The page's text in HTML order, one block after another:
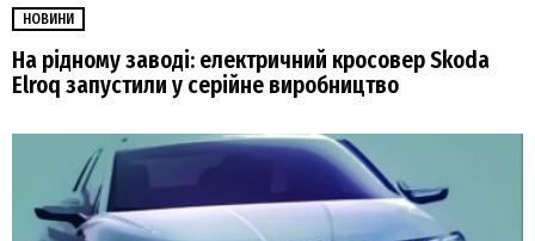
НОВИНИ
На рідному заводі: електричний кросовер Skoda
Elroq запустили у серійне виробництво